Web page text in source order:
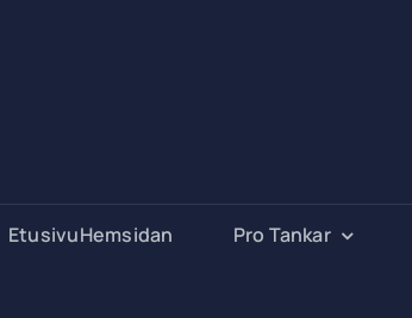
EtusivuHemsidan Pro Tankar